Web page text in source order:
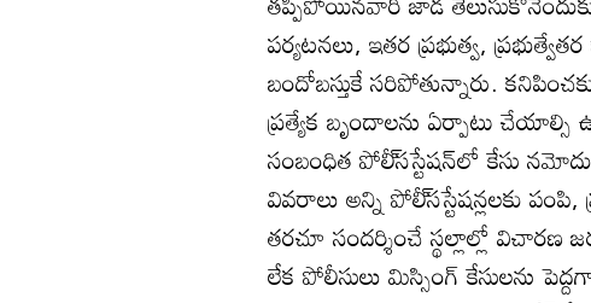
పర్యటనలు, ఇతర ప్రభుత్వ,
బందోబస్తుకే సరిపోతున్నారు.
ప్రత్యేక బృందాలను ఏర్పాటు
సంబంధిత పోలీ్‌సస్టేషన్‌లో కేసు నమోదు
వివరాలు అన్ని పోలీ్‌సస్టేషన్లలకు
తరచూ సందర్శించే స్థల్లాల్లో విచారణ
లేక పోలీసులు మిస్సింగ్‌ కేసులను